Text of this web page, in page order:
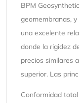
BPM
geomembranas,
una excelente
donde la rigidez
precios similares
superior. Las
Conformidad